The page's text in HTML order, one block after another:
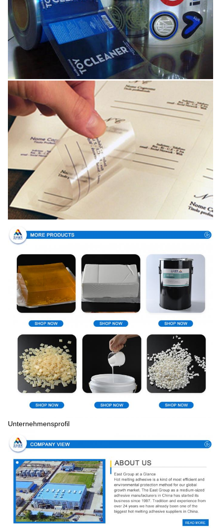
Unternehmensprofil